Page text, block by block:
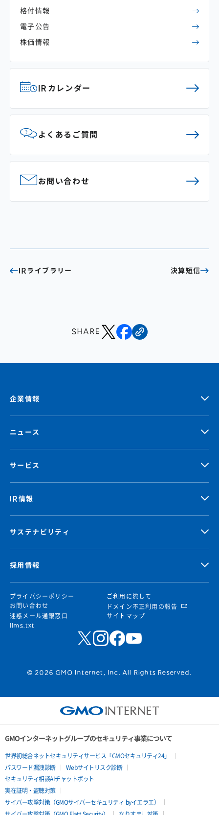
格付情報
電子公告
株価情報
IRカレンダー
よくあるご質問
お問い合わせ
IRライブラリー 決算短信
SHARE
企業情報
ニュース
サービス
IR情報
サステナビリティ
採用情報
プライバシーポリシー
ご利用に際して
お問い合わせ
ドメイン不正利用の報告
迷惑メール通報窓口
サイトマップ
llms.txt
© 2026 GMO Internet, Inc. All Rights Reserved.
GMOインターネットグループのセキュリティ事業について
世界初総合ネットセキュリティサービス「GMOセキュリティ24」
パスワード漏洩診断
Webサイトリスク診断
セキュリティ相談AIチャットボット
実在証明・盗聴対策
サイバー攻撃対策（GMOサイバーセキュリティ byイエラエ）